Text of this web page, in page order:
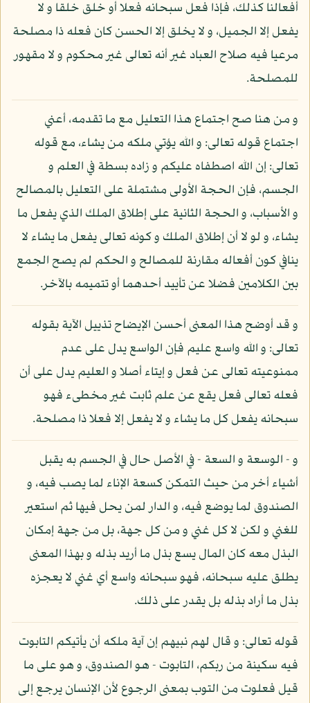
أفعالنا كذلك، فإذا فعل سبحانه فعلا أو خلق خلقا و لا
يفعل إلا الجميل، و لا يخلق إلا الحسن كان فعله ذا مصلحة
مرعيا فيه صلاح العباد غير أنه تعالى غير محكوم و لا مقهور
للمصلحة.
و من هنا صح اجتماع هذا التعليل مع ما تقدمه، أعني
اجتماع قوله تعالى: و الله يؤتي ملكه من يشاء، مع قوله
تعالى: إن الله اصطفاه عليكم و زاده بسطة في العلم و
الجسم، فإن الحجة الأولى مشتملة على التعليل بالمصالح
و الأسباب، و الحجة الثانية على إطلاق الملك الذي يفعل ما
يشاء، و لو لا أن إطلاق الملك و كونه تعالى يفعل ما يشاء لا
ينافي كون أفعاله مقارنة للمصالح و الحكم لم يصح الجمع
بين الكلامين فضلا عن تأييد أحدهما أو تتميمه بالآخر.
و قد أوضح هذا المعنى أحسن الإيضاح تذييل الآية بقوله
تعالى: و الله واسع عليم فإن الواسع يدل على عدم
ممنوعيته تعالى عن فعل و إيتاء أصلا و العليم يدل على أن
فعله تعالى فعل يقع عن علم ثابت غير مخطىء فهو
سبحانه يفعل كل ما يشاء و لا يفعل إلا فعلا ذا مصلحة.
و - الوسعة و السعة - في الأصل حال في الجسم به يقبل
أشياء أخر من حيث التمكن كسعة الإناء لما يصب فيه، و
الصندوق لما يوضع فيه، و الدار لمن يحل فيها ثم استعير
للغني و لكن لا كل غني و من كل جهة، بل من جهة إمكان
البذل معه كان المال يسع بذل ما أريد بذله و بهذا المعنى
يطلق عليه سبحانه، فهو سبحانه واسع أي غني لا يعجزه
بذل ما أراد بذله بل يقدر على ذلك.
قوله تعالى: و قال لهم نبيهم إن آية ملكه أن يأتيكم التابوت
فيه سكينة من ربكم، التابوت - هو الصندوق، و هو على ما
قيل فعلوت من التوب بمعنى الرجوع لأن الإنسان يرجع إلى